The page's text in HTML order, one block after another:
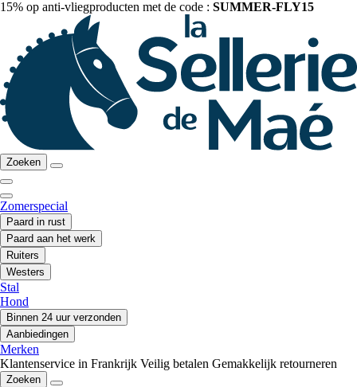
15% op anti-vliegproducten met de code : SUMMER-FLY15
Zoeken
Zomerspecial
Paard in rust
Paard aan het werk
Ruiters
Westers
Stal
Hond
Binnen 24 uur verzonden
Aanbiedingen
Merken
Klantenservice in Frankrijk Veilig betalen Gemakkelijk retourneren
Zoeken